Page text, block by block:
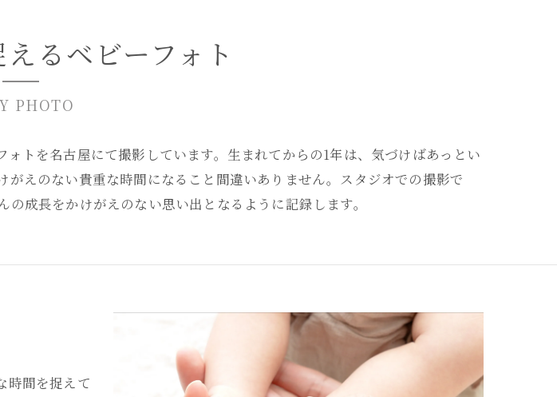
るベビーフォト
PHOTO
トを名古屋にて撮影しています。生まれてからの1年は、気づけばあっとい
えのない貴重な時間になること間違いありません。スタジオでの撮影で
成長をかけがえのない思い出となるように記録します。
時間を捉えて